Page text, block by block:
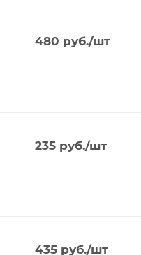
480 руб./шт
235руб./шт
435руб./шт